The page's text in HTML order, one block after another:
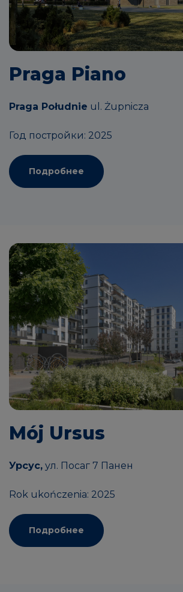
Praga Piano
Praga Południe ul. Żupnicza
Год постройки: 2025
Подробнее
Mój Ursus
Урсус, ул. Посаг 7 Панен
Rok ukończenia: 2025
Подробнее